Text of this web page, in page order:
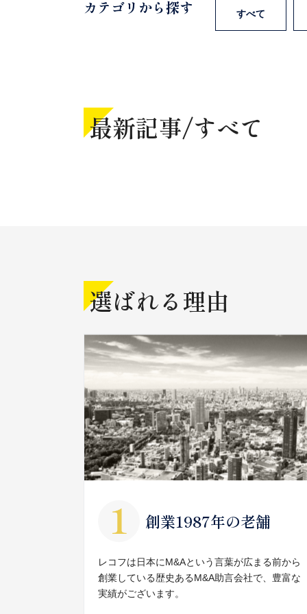
カテゴリから探す すべて
最新記事/すべて
選ばれる理由
創業1987年の老舗
レコフは日本にM&Aという言葉が広まる前から
創業している歴史あるM&A助言会社で、豊富な
実績がございます。